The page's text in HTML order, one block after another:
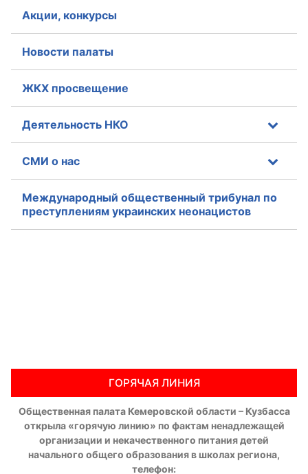
Акции, конкурсы
Новости палаты
ЖКХ просвещение
Деятельность НКО
СМИ о нас
Международный общественный трибунал по
преступлениям украинских неонацистов
ГОРЯЧАЯ ЛИНИЯ
Общественная палата Кемеровской области – Кузбасса
открыла «горячую линию» по фактам ненадлежащей
организации и некачественного питания детей
начального общего образования в школах региона,
телефон: